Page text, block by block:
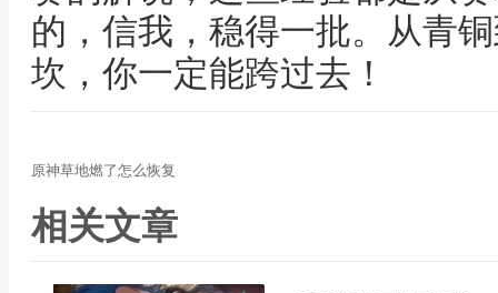
的，信我，稳得一批。从青
坎，你一定能跨过去！
原神草地燃了怎么恢复
相关文章